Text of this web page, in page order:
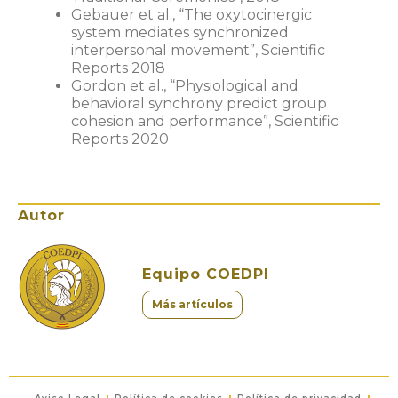
Gebauer et al., “The oxytocinergic
system mediates synchronized
interpersonal movement”, Scientific
Reports 2018
Gordon et al., “Physiological and
behavioral synchrony predict group
cohesion and performance”, Scientific
Reports 2020
Autor
Equipo COEDPI
Más artículos